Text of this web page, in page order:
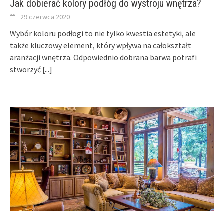
Jak dobierać kolory podłóg do wystroju wnętrza?
29 czerwca 2020
Wybór koloru podłogi to nie tylko kwestia estetyki, ale
także kluczowy element, który wpływa na całokształt
aranżacji wnętrza. Odpowiednio dobrana barwa potrafi
stworzyć [...]